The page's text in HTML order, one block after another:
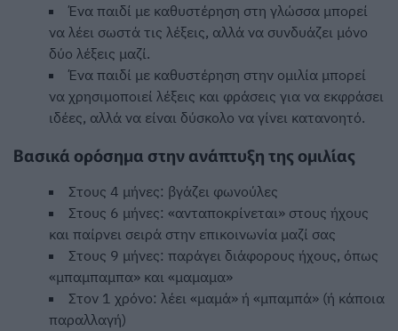
Ένα παιδί με καθυστέρηση στη γλώσσα μπορεί
να λέει σωστά τις λέξεις, αλλά να συνδυάζει μόνο
δύο λέξεις μαζί.
Ένα παιδί με καθυστέρηση στην ομιλία μπορεί
να χρησιμοποιεί λέξεις και φράσεις για να εκφράσει
ιδέες, αλλά να είναι δύσκολο να γίνει κατανοητό.
Βασικά ορόσημα στην ανάπτυξη της ομιλίας
Στους 4 μήνες: βγάζει φωνούλες
Στους 6 μήνες: «ανταποκρίνεται» στους ήχους
και παίρνει σειρά στην επικοινωνία μαζί σας
Στους 9 μήνες: παράγει διάφορους ήχους, όπως
«μπαμπαμπα» και «μαμαμα»
Στον 1 χρόνο: λέει «μαμά» ή «μπαμπά» (ή κάποια
παραλλαγή)